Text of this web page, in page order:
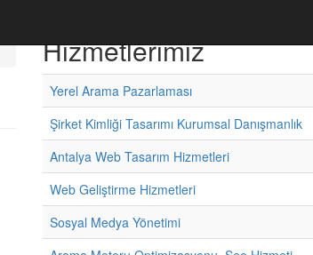
Hizmetlerimiz
Yerel Arama Pazarlaması
Şirket Kimliği Tasarımı Kurumsal Danışmanlık
Antalya Web Tasarım Hizmetleri
Web Geliştirme Hizmetleri
Sosyal Medya Yönetimi